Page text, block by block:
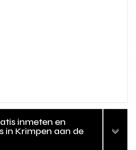
inmeten en
in Krimpen aan de